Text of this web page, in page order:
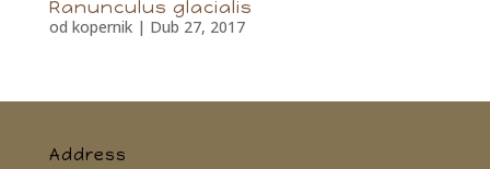
Ranunculus glacialis
od kopernik| Dub 27, 2017
Address